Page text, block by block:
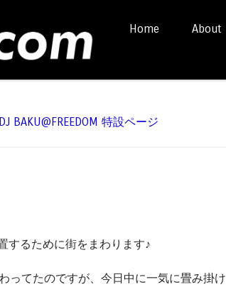
Skip to content
Home About
BAKU@FREEDOM 特設ページ
するために街をまわります♪
ってたのですが、今日中に一気に畳み掛け